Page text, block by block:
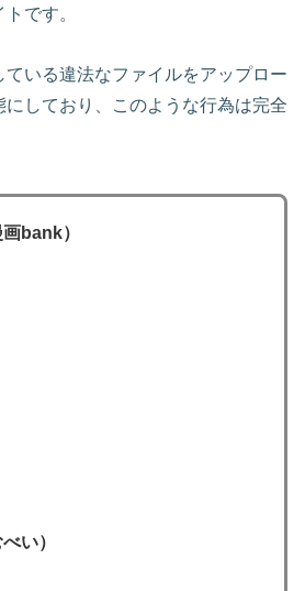
です。
いる違法なファイルをアップロー
にしており、このような行為は完全
bank）
い）